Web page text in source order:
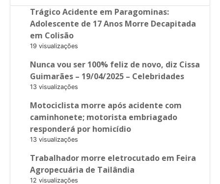
Trágico Acidente em Paragominas:
Adolescente de 17 Anos Morre Decapitada
em Colisão
19 visualizações
Nunca vou ser 100% feliz de novo, diz Cissa
Guimarães – 19/04/2025 – Celebridades
13 visualizações
Motociclista morre após acidente com
caminhonete; motorista embriagado
responderá por homicídio
13 visualizações
Trabalhador morre eletrocutado em Feira
Agropecuária de Tailândia
12 visualizações